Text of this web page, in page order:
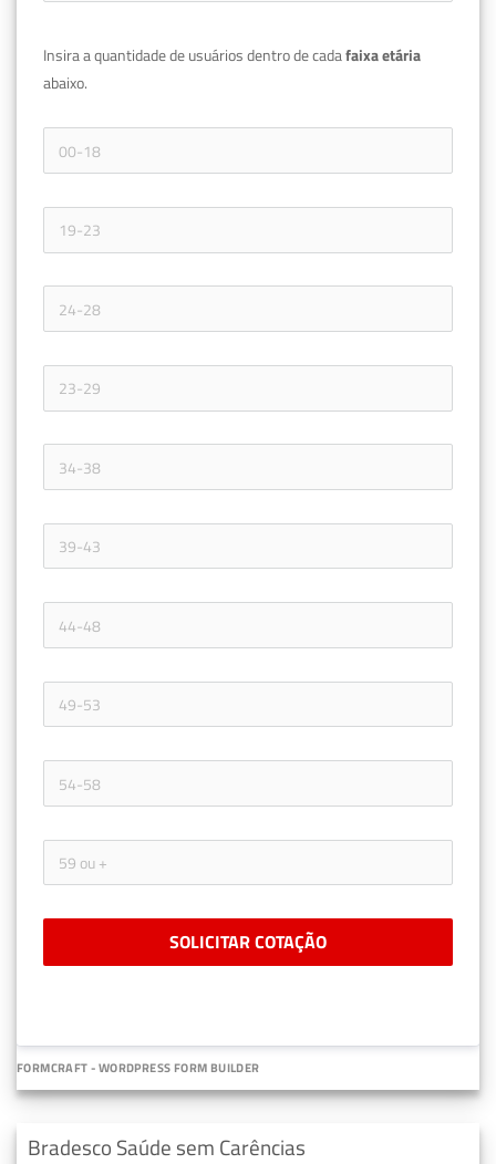
Insira a quantidade de usuários dentro de cada
abaixo.
SOLICITAR COTAÇÃO
FORMCRAFT - WORDPRESS FORM BUILDER
Bradesco Saúde sem Carências